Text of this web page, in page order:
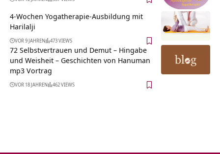
4-Wochen Yogatherapie-Ausbildung mit
Harilalji
VOR 9 JAHREN 473 VIEWS
72 Selbstvertrauen und Demut – Hingabe
und Weisheit – Geschichten von Hanuman
mp3 Vortrag
VOR 18 JAHREN 462 VIEWS